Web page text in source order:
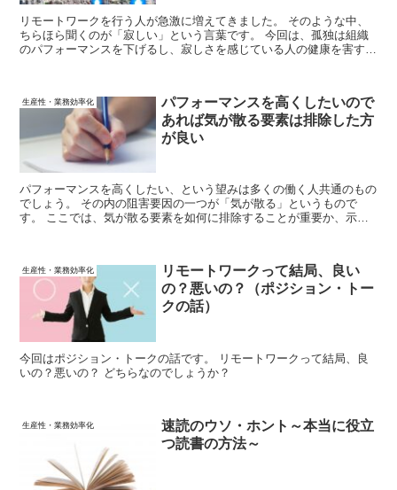
リモートワークを行う人が急激に増えてきました。 そのような中、
ちらほら聞くのが「寂しい」という言葉です。 今回は、孤独は組織
のパフォーマンスを下げるし、寂しさを感じている人の健康を害する
生産性・業務効率化
パフォーマンスを高くしたいので
あれば気が散る要素は排除した方
が良い
パフォーマンスを高くしたい、という望みは多くの働く人共通のもの
でしょう。 その内の阻害要因の一つが「気が散る」というもので
す。 ここでは、気が散る要素を如何に排除することが重要か、示し
生産性・業務効率化
リモートワークって結局、良い
の？悪いの？（ポジション・トー
クの話）
今回はポジション・トークの話です。 リモートワークって結局、良
いの？悪いの？ どちらなのでしょうか？
生産性・業務効率化
速読のウソ・ホント～本当に役立
つ読書の方法～